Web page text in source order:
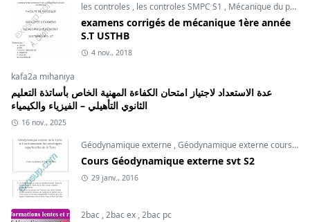
les controles , les controles SMPC S1 , Mécanique du point
examens corrigés de mécanique 1ère année
S.T USTHB
4 nov., 2018
kafa2a mihaniya
عدة الاستعداد لاجتياز امتحان الكفاءة المهنية الخاص بأساتذة التعليم
الثانوي التأهيلي – الفيزياء والكيمياء
16 nov., 2025
Géodynamique externe ,Géodynamique externe cours ,
Cours Géodynamique externe svt S2
29 janv., 2016
2bac ,2bac ex ,2bac pc